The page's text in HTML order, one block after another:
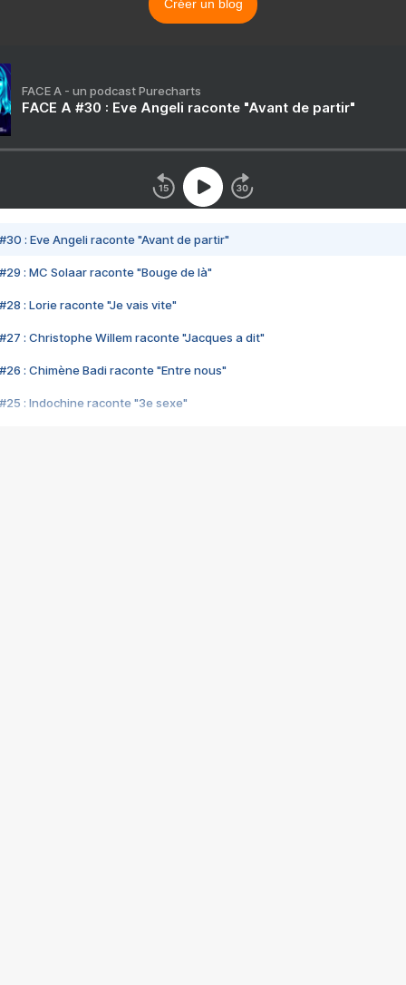
Créer un blog
FACE A - un podcast Purecharts
FACE A #30 : Eve Angeli raconte "Avant de partir"
#30 : Eve Angeli raconte "Avant de partir"
#29 : MC Solaar raconte "Bouge de là"
#28 : Lorie raconte "Je vais vite"
#27 : Christophe Willem raconte "Jacques a dit"
#26 : Chimène Badi raconte "Entre nous"
#25 : Indochine raconte "3e sexe"